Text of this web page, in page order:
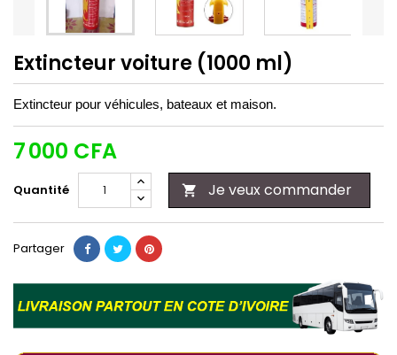
Extincteur voiture (1000 ml)
Extincteur pour véhicules, bateaux et maison.
7 000 CFA
Quantité  Je veux commander
Partager